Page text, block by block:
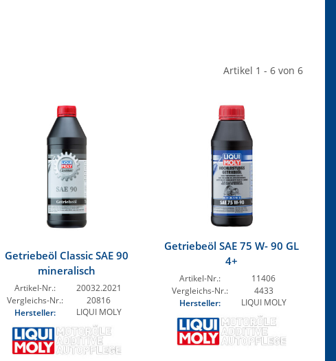
Artikel 1 - 6 von 6
Getriebeöl Classic SAE 90
mineralisch
Artikel-Nr.:
20032.2021
Vergleichs-Nr.:
20816
Hersteller:
LIQUI MOLY
Getriebeöl SAE 75 W- 90 GL
4+
Artikel-Nr.:
11406
Vergleichs-Nr.:
4433
Hersteller:
LIQUI MOLY